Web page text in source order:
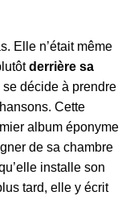
Elle n’était même
derrière sa
se décide à prendre
Cette
album éponyme
de sa chambre
installe son
tard, elle y écrit